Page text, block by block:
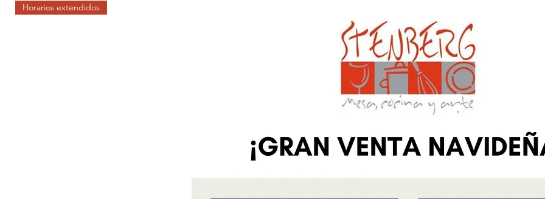
Horarios extendidos